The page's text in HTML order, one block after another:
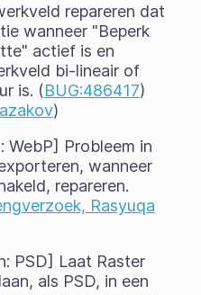
repareren dat
wanneer "Beperk
actief is en
bi-lineair of
is. (BUG:486417)
)
WebP] Probleem in
wanneer
repareren.
Rasyuqa
PSD] Laat Raster
als PSD, in een